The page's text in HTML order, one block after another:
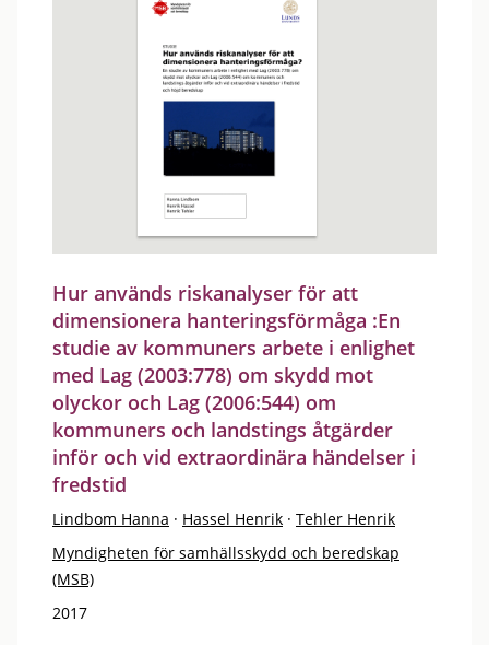
Hur används riskanalyser för att
dimensionera hanteringsförmåga :En
studie av kommuners arbete i enlighet
med Lag (2003:778) om skydd mot
olyckor och Lag (2006:544) om
kommuners och landstings åtgärder
inför och vid extraordinära händelser i
fredstid
Lindbom Hanna · Hassel Henrik · Tehler Henrik
Myndigheten för samhällsskydd och beredskap
(MSB)
2017